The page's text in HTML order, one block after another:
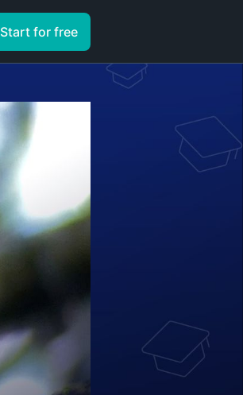
Start for free